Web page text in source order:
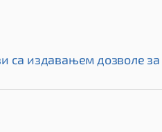
издавањем дозволе